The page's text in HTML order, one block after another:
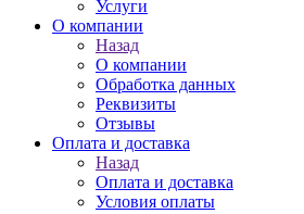
Услуги
О компании
Назад
О компании
Обработка данных
Реквизиты
Отзывы
Оплата и доставка
Назад
Оплата и доставка
Условия оплаты